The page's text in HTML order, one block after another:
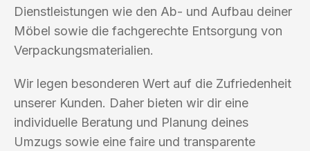
Dienstleistungen wie den Ab- und Aufbau deiner
Möbel sowie die fachgerechte Entsorgung von
Verpackungsmaterialien.
Wir legen besonderen Wert auf die Zufriedenheit
unserer Kunden. Daher bieten wir dir eine
individuelle Beratung und Planung deines
Umzugs sowie eine faire und transparente